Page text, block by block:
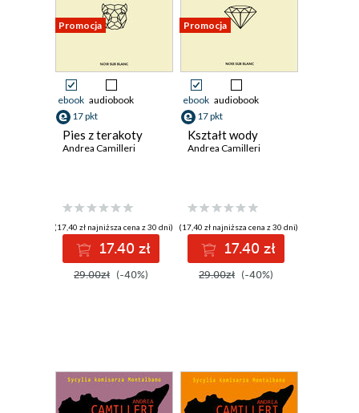
Promocja
ebook audiobook
17 pkt
Pies z terakoty
Andrea Camilleri
(17,40 zł najniższa cena z 30 dni)
17.40 zł
29.00zł (-40%)
Promocja
ebook audiobook
17 pkt
Kształt wody
Andrea Camilleri
(17,40 zł najniższa cena z 30 dni)
17.40 zł
29.00zł (-40%)